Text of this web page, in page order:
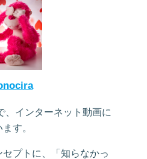
、インターネット動画に
す。
プトに、「知らなかっ